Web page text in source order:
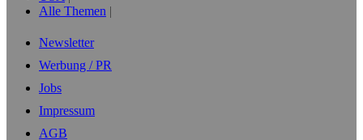
Alle Themen
Newsletter
Werbung / PR
Jobs
Impressum
AGB